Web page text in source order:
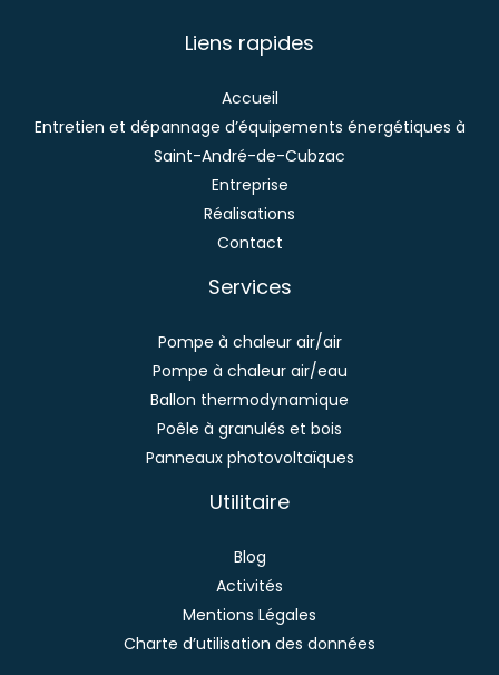
Liens rapides
Accueil
Entretien et dépannage d’équipements énergétiques à
Saint-André-de-Cubzac
Entreprise
Réalisations
Contact
Services
Pompe à chaleur air/air
Pompe à chaleur air/eau
Ballon thermodynamique
Poêle à granulés et bois
Panneaux photovoltaïques
Utilitaire
Blog
Activités
Mentions Légales
Charte d’utilisation des données